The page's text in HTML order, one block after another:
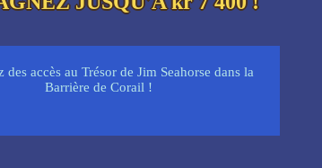
des accès au Trésor de Jim Seahorse dans la
Barrière de Corail !